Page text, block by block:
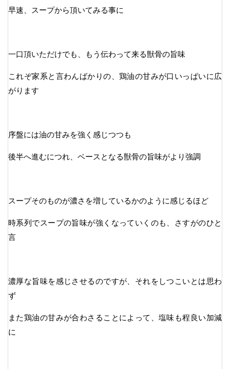
早速、スープから頂いてみる事に
一口頂いただけでも、もう伝わって来る獣骨の旨味
これぞ家系と言わんばかりの、鶏油の甘みが口いっぱいに広
がります
序盤には油の甘みを強く感じつつも
後半へ進むにつれ、ベースとなる獣骨の旨味がより強調
スープそのものが濃さを増しているかのように感じるほど
時系列でスープの旨味が強くなっていくのも、さすがのひと
言
濃厚な旨味を感じさせるのですが、それをしつこいとは思わ
ず
また鶏油の甘みが合わさることによって、塩味も程良い加減
に